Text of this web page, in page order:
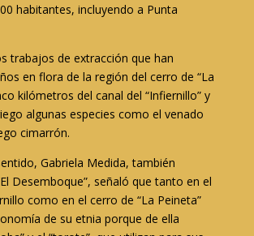
habitantes, incluyendo a Punta
trabajos de extracción que han
en flora de la región del cerro de “La
kilómetros del canal del “Infiernillo” y
algunas especies como el venado
cimarrón.
Gabriela Medida, también
Desemboque”, señaló que tanto en el
como en el cerro de “La Peineta”
de su etnia porque de ella